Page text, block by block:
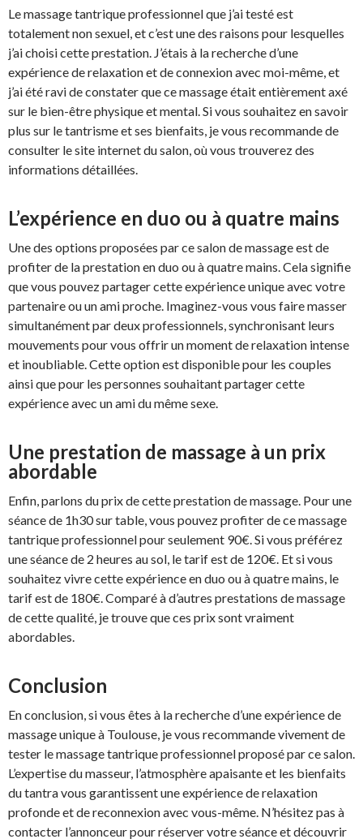
Le massage tantrique professionnel que j’ai testé est
totalement non sexuel, et c’est une des raisons pour lesquelles
j’ai choisi cette prestation. J’étais à la recherche d’une
expérience de relaxation et de connexion avec moi-même, et
j’ai été ravi de constater que ce massage était entièrement axé
sur le bien-être physique et mental. Si vous souhaitez en savoir
plus sur le tantrisme et ses bienfaits, je vous recommande de
consulter le site internet du salon, où vous trouverez des
informations détaillées.
L’expérience en duo ou à quatre mains
Une des options proposées par ce salon de massage est de
profiter de la prestation en duo ou à quatre mains. Cela signifie
que vous pouvez partager cette expérience unique avec votre
partenaire ou un ami proche. Imaginez-vous vous faire masser
simultanément par deux professionnels, synchronisant leurs
mouvements pour vous offrir un moment de relaxation intense
et inoubliable. Cette option est disponible pour les couples
ainsi que pour les personnes souhaitant partager cette
expérience avec un ami du même sexe.
Une prestation de massage à un prix
abordable
Enfin, parlons du prix de cette prestation de massage. Pour une
séance de 1h30 sur table, vous pouvez profiter de ce massage
tantrique professionnel pour seulement 90€. Si vous préférez
une séance de 2 heures au sol, le tarif est de 120€. Et si vous
souhaitez vivre cette expérience en duo ou à quatre mains, le
tarif est de 180€. Comparé à d’autres prestations de massage
de cette qualité, je trouve que ces prix sont vraiment
abordables.
Conclusion
En conclusion, si vous êtes à la recherche d’une expérience de
massage unique à Toulouse, je vous recommande vivement de
tester le massage tantrique professionnel proposé par ce salon.
L’expertise du masseur, l’atmosphère apaisante et les bienfaits
du tantra vous garantissent une expérience de relaxation
profonde et de reconnexion avec vous-même. N’hésitez pas à
contacter l’annonceur pour réserver votre séance et découvrir